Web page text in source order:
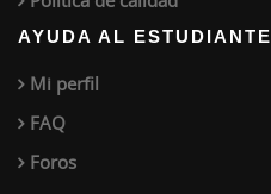
AYUDA AL ESTUDIANTE
Mi perfil
FAQ
Foros